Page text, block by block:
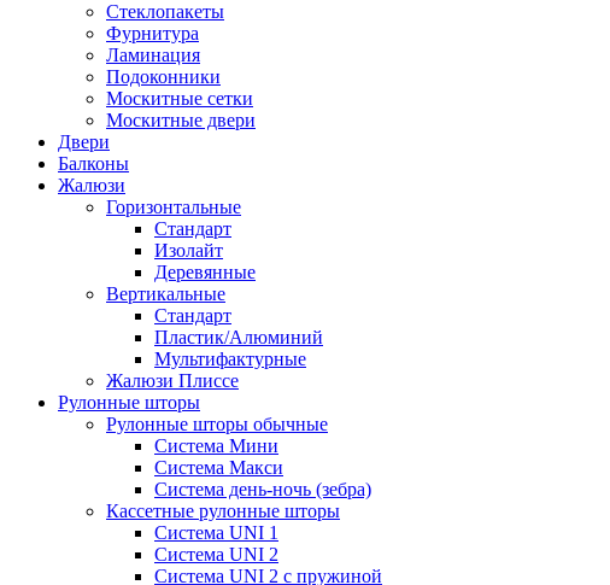
Стеклопакеты
Фурнитура
Ламинация
Подоконники
Москитные сетки
Москитные двери
Двери
Балконы
Жалюзи
Горизонтальные
Стандарт
Изолайт
Деревянные
Вертикальные
Стандарт
Пластик/Алюминий
Мультифактурные
Жалюзи Плиссе
Рулонные шторы
Рулонные шторы обычные
Система Мини
Система Макси
Система день-ночь (зебра)
Кассетные рулонные шторы
Система UNI 1
Система UNI 2
Система UNI 2 с пружиной